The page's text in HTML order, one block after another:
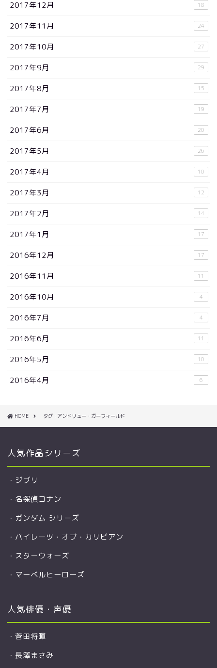
2017年12月 18
2017年11月 24
2017年10月 27
2017年9月 29
2017年8月 15
2017年7月 19
2017年6月 20
2017年5月 26
2017年4月 10
2017年3月 12
2017年2月 14
2017年1月 17
2016年12月 17
2016年11月 11
2016年10月 4
2016年7月 4
2016年6月 11
2016年5月 10
2016年4月 6
HOME タグ : アンドリュー・ガーフィールド
人気作品シリーズ
・ ジブリ
・ 名探偵コナン
・ ガンダム シリーズ
・ パイレーツ・オブ・カリビアン
・ スターウォーズ
・ マーベルヒーローズ
人気俳優・声優
・ 菅田将暉
・ 長澤まさみ